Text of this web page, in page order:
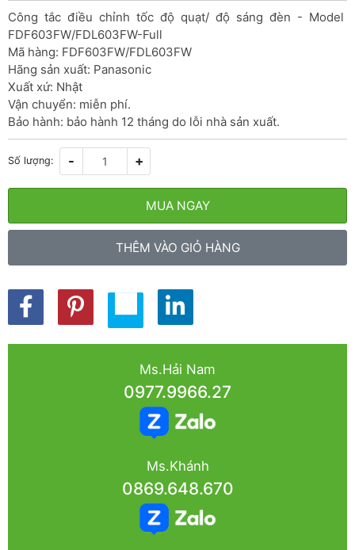
Công tắc điều chỉnh tốc độ quạt/ độ sáng đèn - Model
FDF603FW/FDL603FW-Full
Mã hàng: FDF603FW/FDL603FW
Hãng sản xuất: Panasonic
Xuất xứ: Nhật
Vận chuyển: miễn phí.
Bảo hành: bảo hành 12 tháng do lỗi nhà sản xuất.
Số lượng: - +
MUA NGAY
THÊM VÀO GIỎ HÀNG
Ms.Hải Nam
0977.9966.27
Ms.Khánh
0869.648.670